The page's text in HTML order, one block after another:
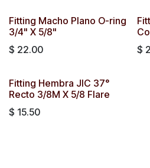
Fitting Macho Plano O-ring
3/4" X 5/8"
$ 22.00
$
Fitting Hembra JIC 37°
Recto 3/8M X 5/8 Flare
$ 15.50